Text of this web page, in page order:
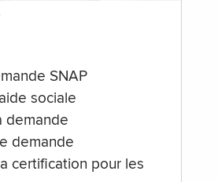
SNAP
sociale
demande
demande
certification pour les